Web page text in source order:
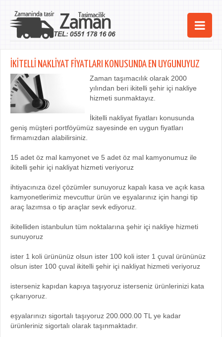
Ana Sayfa
Hizmetlerimiz
Kurumsal
İKİTELLİ NAKLİYAT FİYATLARI KONUSUNDA EN UYGUNUYUZ
Zaman taşımacılık olarak 2000
yılından beri ikitelli şehir içi nakliye
hizmeti sunmaktayız.
İkitelli nakliyat fiyatları konusunda
geniş müşteri portföyümüz sayesinde en uygun fiyatları
firmamızdan alabilirsiniz.
15 adet öz mal kamyonet ve 5 adet öz mal kamyonumuz ile
ikitelli şehir içi nakliyat hizmeti veriyoruz
ihtiyacınıza özel çözümler sunuyoruz kapalı kasa ve açık kasa
kamyonetlerimiz mevcuttur ürün ve eşyalarınız için hangi tip
araç lazımsa o tip araçlar sevk ediyoruz.
ikitelliden istanbulun tüm noktalarına şehir içi nakliye hizmeti
sunuyoruz
ister 1 koli ürününüz olsun ister 100 koli ister 1 çuval ürününüz
olsun ister 100 çuval ikitelli şehir içi nakliyat hizmeti veriyoruz
isterseniz kapıdan kapıya taşıyoruz isterseniz ürünlerinizi kata
çıkarıyoruz.
eşyalarınızı sigortalı taşıyoruz 200.000.00 TL ye kadar
ürünleriniz sigortalı olarak taşınmaktadır.